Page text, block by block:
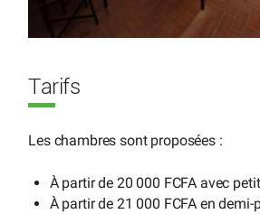
Tarifs
Les chambres sont proposées :
À partir de 20 000 FCFA avec
À partir de 21 000 FCFA en demi-